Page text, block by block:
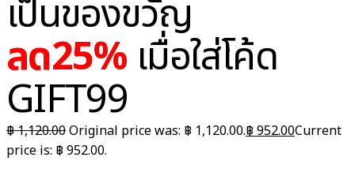
เป็นของขวัญ
ลด25% เมื่อใส่โค้ด
GIFT99
฿1,120.00Original price was: ฿ 1,120.00.฿ 952.00Current
price is: ฿ 952.00.